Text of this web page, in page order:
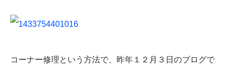
コーナー修理という方法で、昨年１２月３日のブログで